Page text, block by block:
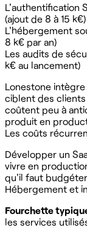
L'authentification
(ajout de 8 à 15 k€)
L'hébergement
8 k€ par an)
Les audits de
k€ au lancement)
Lonestone intègre
ciblent des
coûtent peu à
produit en
Les coûts
Développer un
vivre en
qu'il faut
Hébergement et
Fourchette
les services